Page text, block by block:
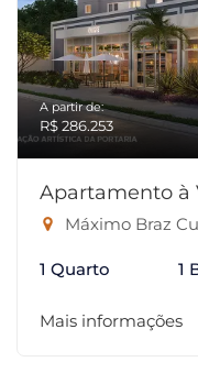
A partir de:
R$ 286.253
Apartamento à
Máximo Braz
1 Quarto 1
Mais informações